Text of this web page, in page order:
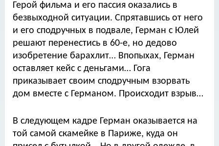
Герой фильма и его пассия оказались в
безвыходной ситуации. Спрятавшись от него
и его сподручных в подвале, Герман с Юлей
решают перенестись в 60-е, но дедово
изобретение барахлит… Впопыхах, Герман
оставляет кейс с деньгами… Гога
приказывает своим сподручным взорвать
дом вместе с Германом. Происходит взрыв…
В следующем кадре Герман оказывается на
той самой скамейке в Париже, куда он